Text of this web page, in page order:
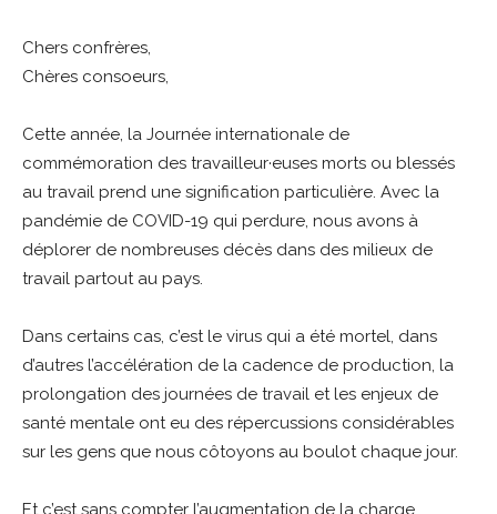
Chers confrères,
Chères consoeurs,
Cette année, la Journée internationale de
commémoration des travailleur·euses morts ou blessés
au travail prend une signification particulière. Avec la
pandémie de COVID-19 qui perdure, nous avons à
déplorer de nombreuses décès dans des milieux de
travail partout au pays.
Dans certains cas, c’est le virus qui a été mortel, dans
d’autres l’accélération de la cadence de production, la
prolongation des journées de travail et les enjeux de
santé mentale ont eu des répercussions considérables
sur les gens que nous côtoyons au boulot chaque jour.